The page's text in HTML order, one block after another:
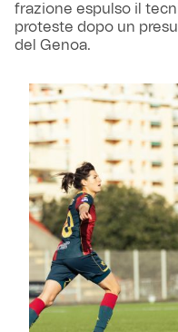
frazione espulso il
proteste dopo un
del Genoa.